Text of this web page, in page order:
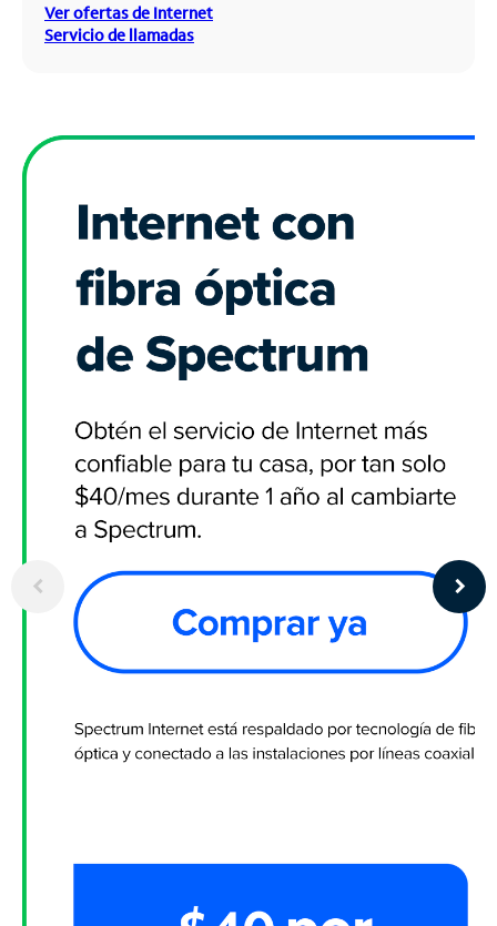
Ver ofertas de Internet
Servicio de llamadas